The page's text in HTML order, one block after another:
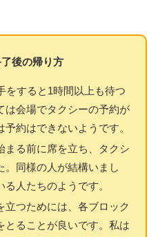
後の帰り方
をすると1時間以上も待つ
は会場でタクシーの予約が
約はできないようです。
まる前に席を立ち、タクシ
。同様の人が結構いまし
人たちのようです。
立つためには、各ブロック
とることが良いです。私は